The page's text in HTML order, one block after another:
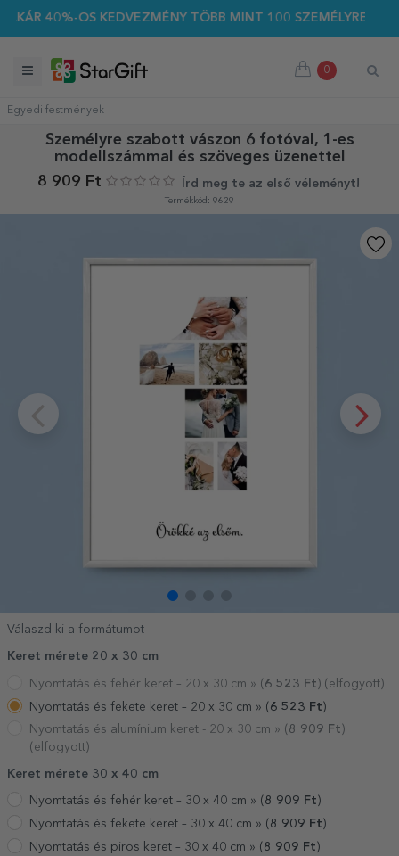
OS KEDVEZMÉNY TÖBB MINT 100 SZEMÉLYRE SZABOTT
0
Egyedi festmények
Személyre szabott vászon 6 fotóval, 1-es
modellszámmal és szöveges üzenettel
8 909 Ft
Írd meg te az első véleményt!
Termékkód: 9629
Válaszd ki a formátumot
Keret mérete 20 x 30 cm
Nyomtatás és fehér keret – 20 x 30 cm » ( 6 523 Ft ) (elfogyott)
Nyomtatás és fekete keret – 20 x 30 cm » (6 523 Ft)
Nyomtatás és alumínium keret - 20 x 30 cm » ( 8 909 Ft)
(elfogyott)
Keret mérete 30 x 40 cm
Nyomtatás és fehér keret – 30 x 40 cm » ( 8 909 Ft )
Nyomtatás és fekete keret – 30 x 40 cm » ( 8 909 Ft )
Nyomtatás és piros keret – 30 x 40 cm » (8 909 Ft)